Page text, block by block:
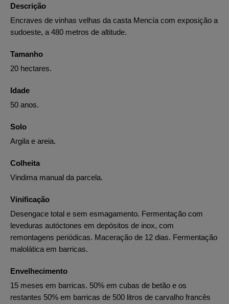
Descrição
Encraves de vinhas velhas da casta Mencía com exposição a
sudoeste, a 480 metros de altitude.
Tamanho
20 hectares.
Idade
50 anos.
Solo
Argila e areia.
Colheita
Vindima manual da parcela.
Vinificação
Desengace total e sem esmagamento. Fermentação com
leveduras autóctones em depósitos de inox, com
remontagens periódicas. Maceração de 12 dias. Fermentação
malolática em barricas.
Envelhecimento
15 meses em barricas. 50% em cubas de betão e os
restantes 50% em barricas de 500 litros de carvalho francês